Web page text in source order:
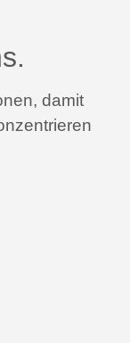
damit